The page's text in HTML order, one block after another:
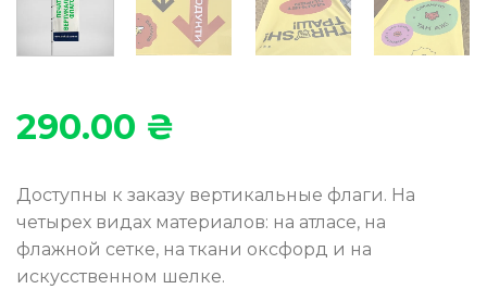
290.00 ₴
Доступны к заказу вертикальные флаги. На
четырех видах материалов: на атласе, на
флажной сетке, на ткани оксфорд и на
искусственном шелке.